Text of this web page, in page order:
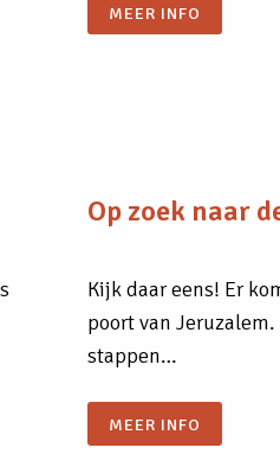
MEER INFO
Op zoek naar
Kijk daar eens! Er
poort van
stappen…
MEER INFO